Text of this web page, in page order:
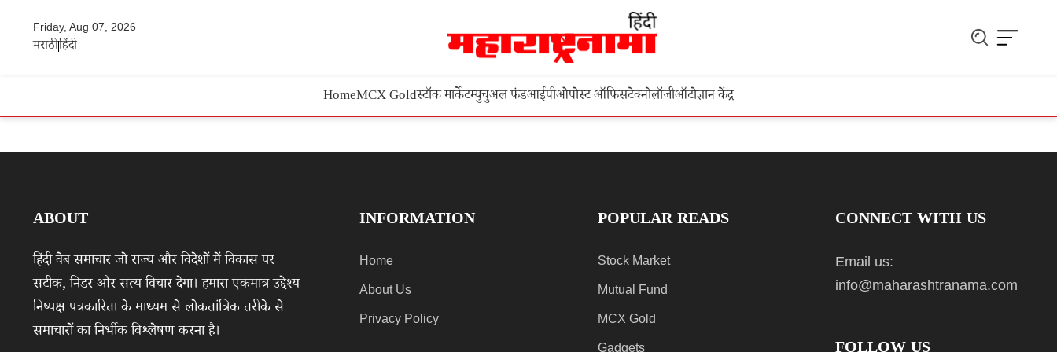
Friday, Aug 07, 2026
मराठीहिंदी
HomeMCX Goldस्टॉक मार्केटम्युचुअल फंडआईपीओपोस्ट ऑफिसटेक्नोलॉजीऑटोज्ञान केंद्र
ABOUT
हिंदी वेब समाचार जो राज्य और विदेशों में विकास पर
सटीक, निडर और सत्य विचार देगा। हमारा एकमात्र उद्देश्य
निष्पक्ष पत्रकारिता के माध्यम से लोकतांत्रिक तरीके से
समाचारों का निर्भीक विश्लेषण करना है।
INFORMATION
Home
About Us
Privacy Policy
POPULAR READS
Stock Market
Mutual Fund
MCX Gold
Gadgets
CONNECT WITH US
Email us:
info@maharashtranama.com